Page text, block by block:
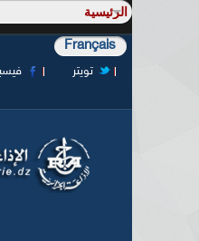
Français
تويتر